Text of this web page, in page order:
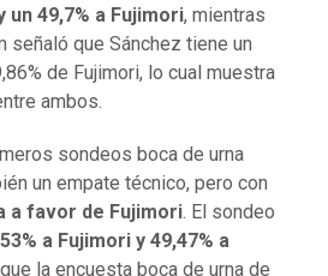
un 49,7% a Fujimori, mientras
señaló que Sánchez tiene un
de Fujimori, lo cual muestra
ambos.
sondeos boca de urna
un empate técnico, pero con
a favor de Fujimori. El sondeo
a Fujimori y 49,47% a
la encuesta boca de urna de